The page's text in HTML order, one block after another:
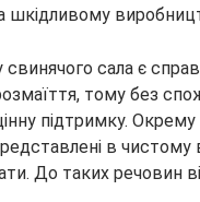
шкідливому
сала є
тому без
підтримку. Окрему
в
До таких речовин